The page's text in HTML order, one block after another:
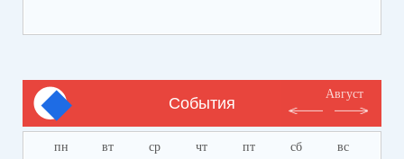
События
Август
пн вт ср чт пт сб вс